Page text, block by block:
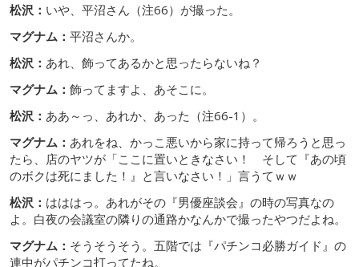
松沢： いや、平沼さん（注66）が撮った。
マグナム： 平沼さんか。
松沢： あれ、飾ってあるかと思ったらないね？
マグナム： 飾ってますよ、あそこに。
松沢： ああ～っ、あれか、あった（注66-1）。
マグナム： あれをね、かっこ悪いから家に持って帰ろうと思っ
たら、店のヤツが「ここに置いときなさい！ そして『あの頃
のボクは死にました！』と言いなさい！」言うてｗｗ
松沢： はははっ。あれがその『男優座談会』の時の写真なの
よ。白夜の会議室の隣りの通路かなんかで撮ったやつだよね。
マグナム： そうそうそう。五階では『パチンコ必勝ガイド』の
連中がパチンコ打ってたね。